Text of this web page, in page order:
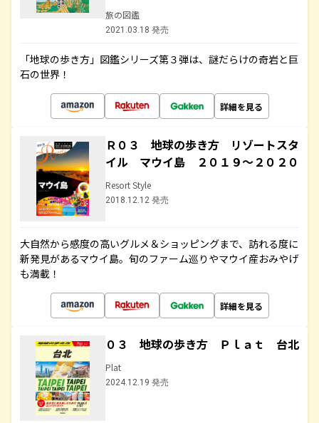
旅の図鑑
2021.03.18 発売
「地球の歩き方」図鑑シリーズ第３弾は、謎だらけの奇岩と巨
石の世界！
詳細を見る
Ｒ０３ 地球の歩き方 リゾートスタ
イル マウイ島 ２０１９～２０２０
Resort Style
2018.12.12 発売
大自然から感度の高いグルメ＆ショッピングまで、訪れる度に
新発見があるマウイ島。旬のファーム巡りやマウイ産おみやげ
も満載！
詳細を見る
０３ 地球の歩き方 Ｐｌａｔ 台北
Plat
2024.12.19 発売